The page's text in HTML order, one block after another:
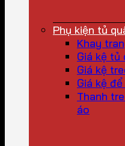
Phụ kiện tủ
Khay
Giá kệ tủ
Giá kệ
Giá kệ
Thanh
áo